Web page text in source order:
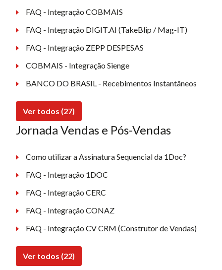
FAQ - Integração COBMAIS
FAQ - Integração DIGIT.AI (TakeBlip / Mag-IT)
FAQ - Integração ZEPP DESPESAS
COBMAIS - Integração Sienge
BANCO DO BRASIL - Recebimentos Instantâneos
Ver todos (27)
Jornada Vendas e Pós-Vendas
Como utilizar a Assinatura Sequencial da 1Doc?
FAQ - Integração 1DOC
FAQ - Integração CERC
FAQ - Integração CONAZ
FAQ - Integração CV CRM (Construtor de Vendas)
Ver todos (22)